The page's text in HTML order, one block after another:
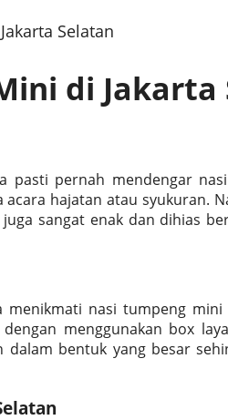
Selatan
di Jakarta
pasti pernah mendengar
acara hajatan atau syukuran.
sangat enak dan dihias
nasi tumpeng mini
menggunakan box
bentuk yang besar